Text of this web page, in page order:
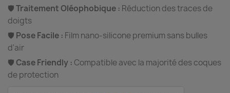
🛡️Traitement Oléophobique : Réduction des traces de
doigts
🛡️ Pose Facile : Film nano-silicone premium sans bulles
d'air
🛡️ Case Friendly : Compatible avec la majorité des coques
de protection